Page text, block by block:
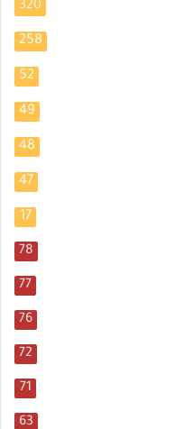
320
258
52
49
48
47
17
78
77
76
72
71
63